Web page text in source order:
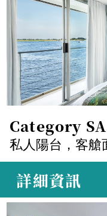
Category SA
私人陽台，客艙
詳細資訊